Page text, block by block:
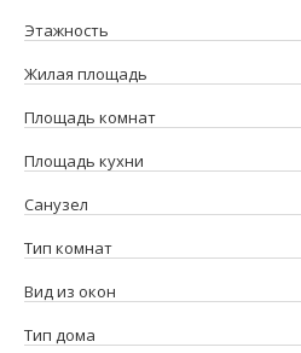
Этажность
Жилая площадь
Площадь комнат
Площадь кухни
Санузел
Тип комнат
Вид из окон
Тип дома